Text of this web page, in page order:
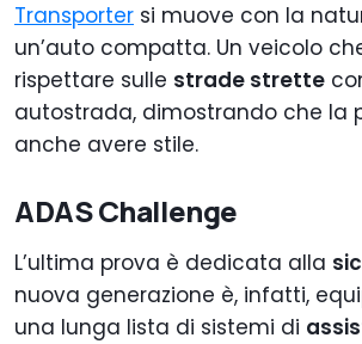
Transporter si muove con la
un’auto compatta. Un veicolo
rispettare sulle strade strette
autostrada, dimostrando che la
anche avere stile.
ADAS Challenge
L’ultima prova è dedicata alla
nuova generazione è, infatti,
una lunga lista di sistemi di